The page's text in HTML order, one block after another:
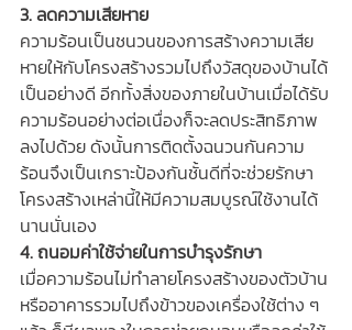
3. ลดความเสียหาย
ความร้อนเป็นชนวนของการสร้างความเสีย
หายให้กับโครงสร้างรวมไปถึงวัสดุของบ้านได้
เป็นอย่างดี อีกทั้งสิ่งของภายในบ้านเมื่อได้รับ
ความร้อนอย่างต่อเนื่องก็จะลดประสิทธิภาพ
ลงไปด้วย ดังนั้นการติดตั้งฉนวนกันความ
ร้อนจึงเป็นเกราะป้องกันชั้นดีที่จะช่วยรักษา
โครงสร้างเหล่านี้ให้มีความสมบูรณ์ใช้งานได้
นานนั่นเอง
4. ถนอมค่าใช้จ่ายในการบำรุงรักษา
เมื่อความร้อนไม่ทำลายโครงสร้างของตัวบ้าน
หรืออาคารรวมไปถึงข้าวของเครื่องใช้ต่าง ๆ